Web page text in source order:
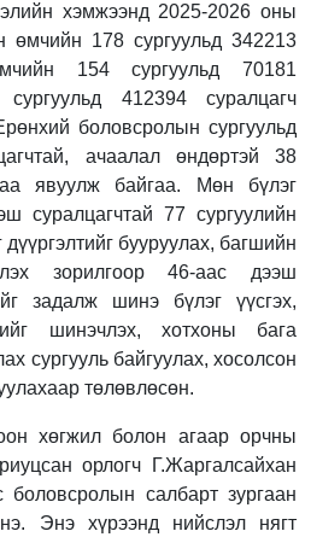
хэмжээнд 2025-2026 оны
өмчийн 178 сургуульд 342213
154 сургуульд 70181
412394 суралцагч
боловсролын сургуульд
ачаалал өндөртэй 38
явуулж байгаа. Мөн бүлэг
суралцагчтай 77 сургуулийн
бууруулах, багшийн
зорилгоор 46-аас дээш
задалж шинэ бүлэг үүсгэх,
шинэчлэх, хотхоны бага
сургууль байгуулах, хосолсон
төлөвлөсөн.
хөгжил болон агаар орчны
орлогч Г.Жаргалсайхан
салбарт зургаан
Энэ хүрээнд нийслэл нягт